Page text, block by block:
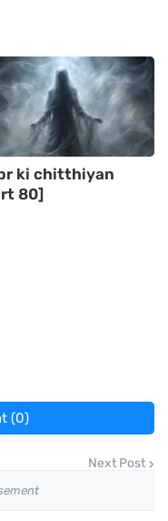
ki chitthiyan
80]
(0)
Next Post